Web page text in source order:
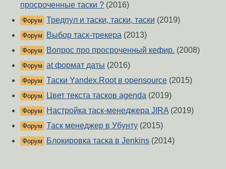
просроченные таски ? (2016)
Форум Тредпул и таски, таски, таски (2019)
Форум Выбор таск-трекера (2013)
Форум Вопрос про просроченный кефир. (2008)
Форум at формат даты (2016)
Форум Таски Yandex.Root в opensource (2015)
Форум Цвет текста тасков agenda (2019)
Форум Настройка таск-менеджера JIRA (2019)
Форум Таск менеджер в Убунту (2015)
Форум Блокировка таска в Jenkins (2014)